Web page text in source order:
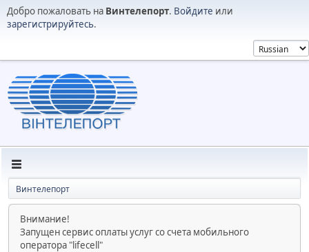
Добро пожаловать на Винтелепорт. Войдите или
зарегистрируйтесь.
Винтелепорт
Внимание!
Запущен сервис оплаты услуг со счета мобильного
оператора "lifecell"